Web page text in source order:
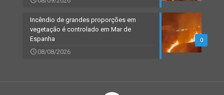
0
Incêndio de grandes proporções em
vegetação é controlado em Mar de
Espanha
08/08/2026